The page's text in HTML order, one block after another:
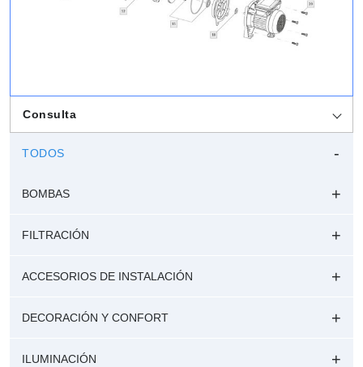
Consulta
TODOS
BOMBAS
FILTRACIÓN
ACCESORIOS DE INSTALACIÓN
DECORACIÓN Y CONFORT
ILUMINACIÓN